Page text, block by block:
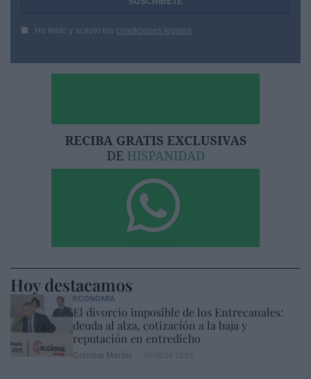
He leído y acepto las condiciones legales
Hoy destacamos
ECONOMÍA
El divorcio imposible de los Entrecanales:
deuda al alza, cotización a la baja y
reputación en entredicho